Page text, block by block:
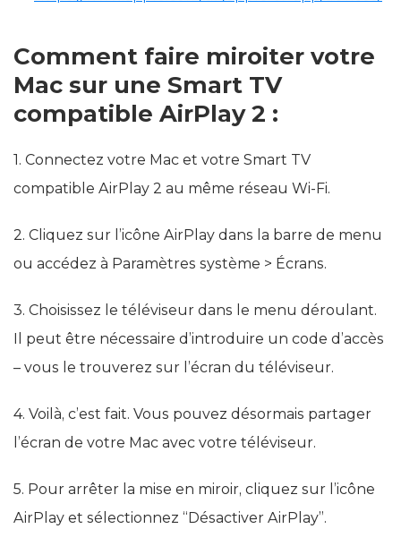
Comment faire miroiter votre
Mac sur une Smart TV
compatible AirPlay 2 :
1. Connectez votre Mac et votre Smart TV
compatible AirPlay 2 au même réseau Wi-Fi.
2. Cliquez sur l’icône AirPlay dans la barre de menu
ou accédez à Paramètres système > Écrans.
3. Choisissez le téléviseur dans le menu déroulant.
Il peut être nécessaire d’introduire un code d’accès
– vous le trouverez sur l’écran du téléviseur.
4. Voilà, c’est fait. Vous pouvez désormais partager
l’écran de votre Mac avec votre téléviseur.
5. Pour arrêter la mise en miroir, cliquez sur l’icône
AirPlay et sélectionnez “Désactiver AirPlay”.